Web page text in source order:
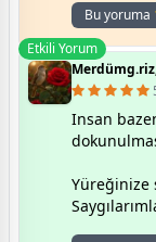
Bu yoruma
Etkili Yorum
Insan
Yüreğinize